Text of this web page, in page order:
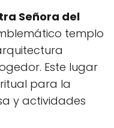
Señora del
templo
Este lugar
para la
y actividades